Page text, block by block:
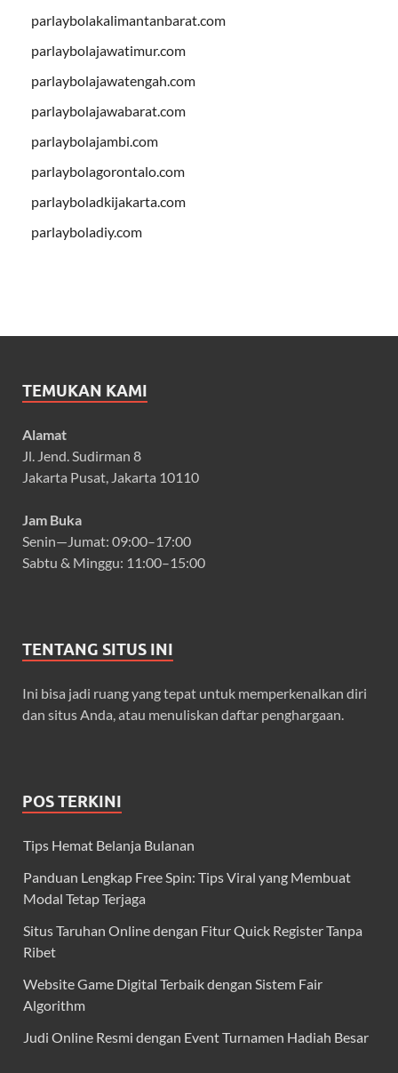
parlaybolakalimantanbarat.com
parlaybolajawatimur.com
parlaybolajawatengah.com
parlaybolajawabarat.com
parlaybolajambi.com
parlaybolagorontalo.com
parlayboladkijakarta.com
parlayboladiy.com
TEMUKAN KAMI
Alamat
Jl. Jend. Sudirman 8
Jakarta Pusat, Jakarta 10110
Jam Buka
Senin—Jumat: 09:00–17:00
Sabtu & Minggu: 11:00–15:00
TENTANG SITUS INI
Ini bisa jadi ruang yang tepat untuk memperkenalkan diri
dan situs Anda, atau menuliskan daftar penghargaan.
POS TERKINI
Tips Hemat Belanja Bulanan
Panduan Lengkap Free Spin: Tips Viral yang Membuat
Modal Tetap Terjaga
Situs Taruhan Online dengan Fitur Quick Register Tanpa
Ribet
Website Game Digital Terbaik dengan Sistem Fair
Algorithm
Judi Online Resmi dengan Event Turnamen Hadiah Besar